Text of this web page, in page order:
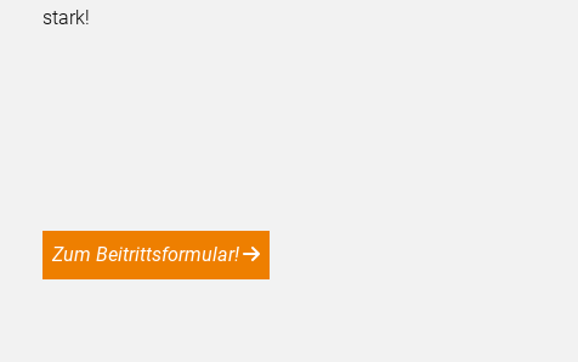
stark!
Zum Beitrittsformular!